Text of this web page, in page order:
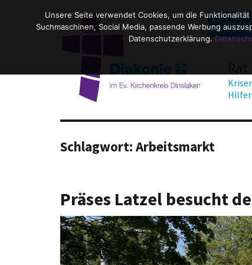
Hilfen
Spenden
Schlagwort: Arbeitsmarkt
Präses Latzel besucht
Unsere Seite verwendet Cookies, um die
Suchmaschinen, Social Media, passende Werbung
Datenschutzerklärung.